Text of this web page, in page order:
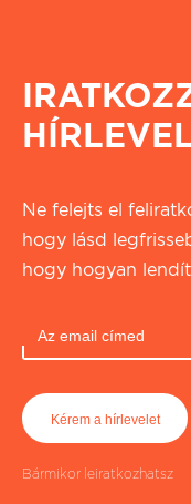
Ne felejts el
hogy lásd
hogy hogyan
Bármikor leiratkozhatsz